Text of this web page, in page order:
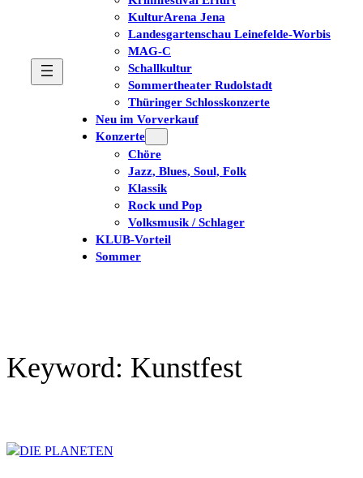
KulturArena Jena
Landesgartenschau Leinefelde-Worbis
MAG-C
Schallkultur
Sommertheater Rudolstadt
Thüringer Schlosskonzerte
Neu im Vorverkauf
Konzerte
Chöre
Jazz, Blues, Soul, Folk
Klassik
Rock und Pop
Volksmusik / Schlager
KLUB-Vorteil
Sommer
Keyword: Kunstfest